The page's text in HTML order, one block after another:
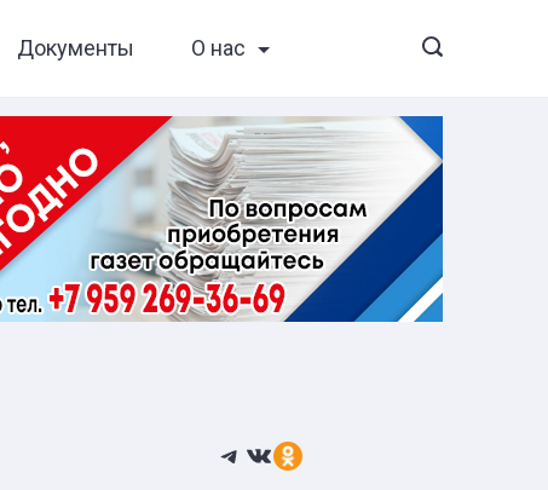
Документы О нас
Telegram
ВКонтакте
Ссылка